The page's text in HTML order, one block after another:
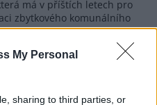
My Personal
sharing to third parties, or
má v příštích letech pro
zbytkového komunálního
nová společnost
likvidaci zbytkového odpadu,
je projekt pro města a obce